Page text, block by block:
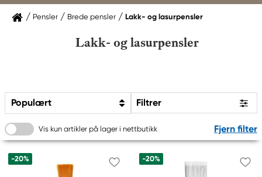
Pensler Brede pensler Lakk- og lasurpensler
Lakk- og lasurpensler
Populært Filtrer
Vis kun artikler på lager i nettbutikk Fjern filter
-20% -20%